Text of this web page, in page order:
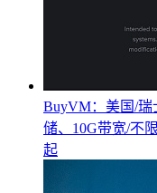
BuyVM：美国/瑞
储、10G带宽/不
起